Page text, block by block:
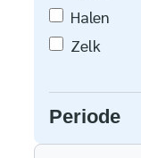
Halen
Zelk
Periode